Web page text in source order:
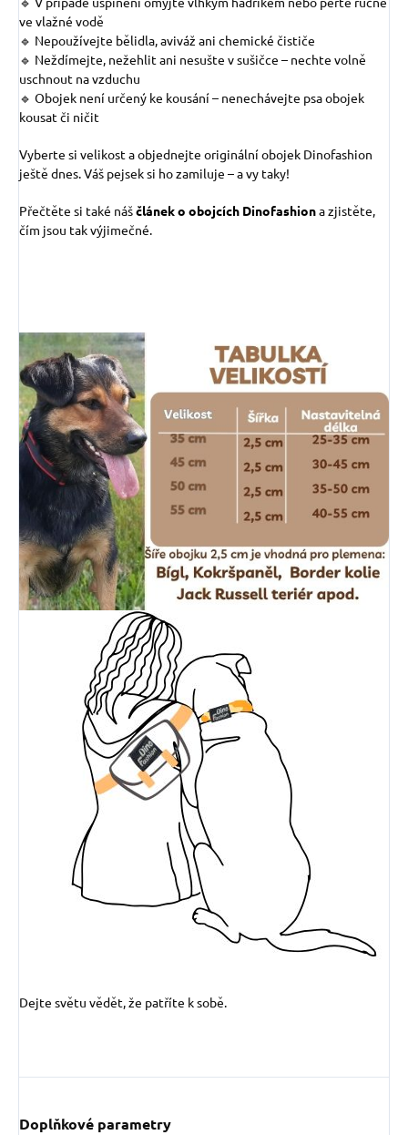
ve vlažné vodě
🔹 Nepoužívejte bělidla, aviváž ani chemické čističe
🔹 Neždímejte, nežehlit ani nesušte v sušičce – nechte volně
uschnout na vzduchu
🔹 Obojek není určený ke kousání – nenechávejte psa obojek
kousat či ničit
Vyberte si velikost a objednejte originální obojek Dinofashion
ještě dnes. Váš pejsek si ho zamiluje – a vy taky!
Přečtěte si také náščlánek o obojcích Dinofashiona zjistěte,
čím jsou tak výjimečné.
Dejte světu vědět, že patříte k sobě.
Doplňkové parametry